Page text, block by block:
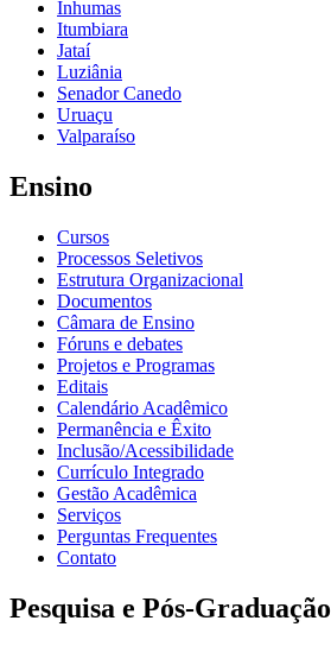
Inhumas
Itumbiara
Jataí
Luziânia
Senador Canedo
Uruaçu
Valparaíso
Ensino
Cursos
Processos Seletivos
Estrutura Organizacional
Documentos
Câmara de Ensino
Fóruns e debates
Projetos e Programas
Editais
Calendário Acadêmico
Permanência e Êxito
Inclusão/Acessibilidade
Currículo Integrado
Gestão Acadêmica
Serviços
Perguntas Frequentes
Contato
Pesquisa e Pós-Graduação